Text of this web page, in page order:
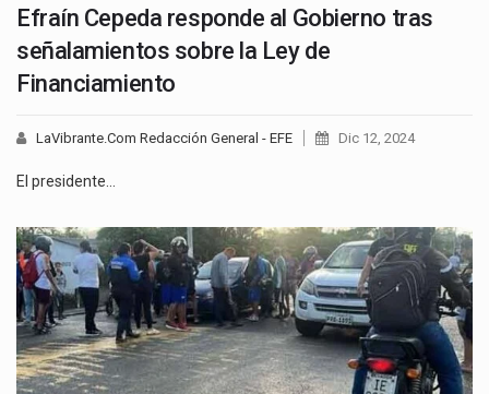
Efraín Cepeda responde al Gobierno tras
señalamientos sobre la Ley de
Financiamiento
LaVibrante.Com Redacción General - EFE Dic 12, 2024
El presidente…